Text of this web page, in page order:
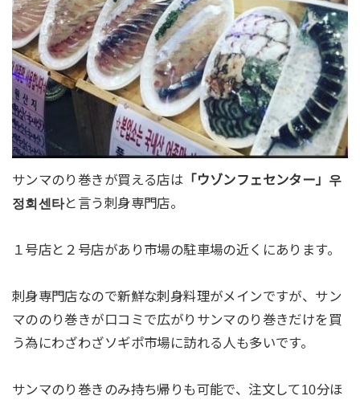
サンマのり巻きが買える店は 「ウゾンフェセンター」우
정회센타と言う刺身専門店。
１号店と２号店があり市場の駐車場の近くにあります。
刺身専門店なので新鮮な刺身料理がメインですが、サン
マののり巻きが口コミで広がりサンマのり巻きだけを買
う為にわざわざソギポ市場に訪れる人も多いです。
サンマのり巻きのみ持ち帰りも可能で、注文して10分ほ